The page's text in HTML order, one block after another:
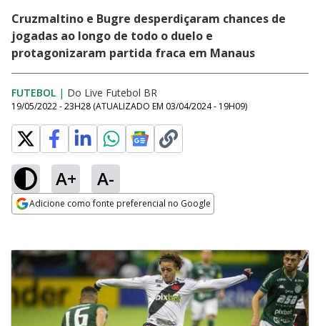
Cruzmaltino e Bugre desperdiçaram chances de
jogadas ao longo de todo o duelo e
protagonizaram partida fraca em Manaus
FUTEBOL | Do Live Futebol BR
19/05/2022 - 23H28 (ATUALIZADO EM 03/04/2024 - 19H09)
A+ A-
Adicione como fonte preferencial no Google